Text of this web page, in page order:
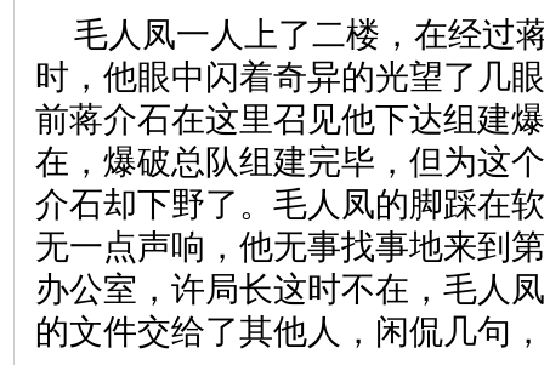
毛人凤一人上了二楼，在经过
时，他眼中闪着奇异的光望了几
前蒋介石在这里召见他下达组建
在，爆破总队组建完毕，但为这
介石却下野了。毛人凤的脚踩在
无一点声响，他无事找事地来到
办公室，许局长这时不在，毛人
的文件交给了其他人，闲侃几句